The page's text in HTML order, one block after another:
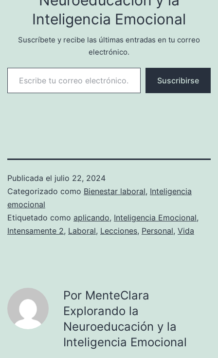
Inteligencia Emocional
Suscríbete y recibe las últimas entradas en tu correo
electrónico.
Escribe tu correo electrónico…
Suscribirse
Publicada el julio 22, 2024
Categorizado como Bienestar laboral, Inteligencia
emocional
Etiquetado como aplicando, Inteligencia Emocional,
Intensamente 2, Laboral, Lecciones, Personal, Vida
Por MenteClara
Explorando la
Neuroeducación y la
Inteligencia Emocional